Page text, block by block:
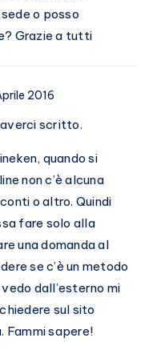
o posso
Grazie a tutti
2016
scritto.
quando si
non c’è alcuna
o altro. Quindi
fare solo alla
una domanda al
se c’è un metodo
dall’esterno mi
sul sito
Fammi sapere!